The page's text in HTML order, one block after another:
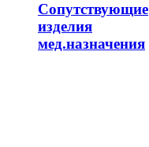
Сопутствующие
изделия
мед.назначения